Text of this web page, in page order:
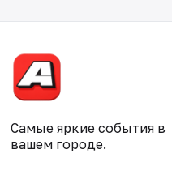
Самые яркие события в
вашем городе.